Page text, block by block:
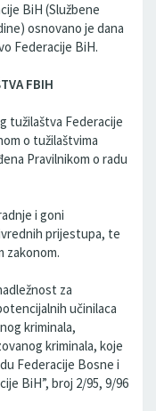
BiH (Službene
osnovano je dana
Federacije BiH.
FBIH
tužilaštva Federacije
o tužilaštvima
Pravilnikom o radu
i goni
prijestupa, te
zakonom.
za
učinilaca
kriminala,
kriminala, koje
Federacije Bosne i
BiH”, broj 2/95, 9/96